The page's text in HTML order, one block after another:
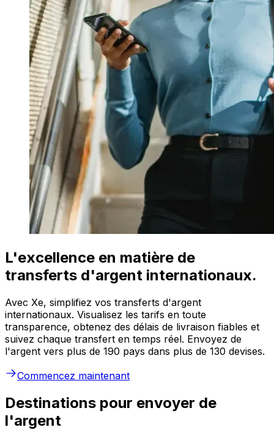
L'excellence en matière de
transferts d'argent internationaux.
Avec Xe, simplifiez vos transferts d'argent
internationaux. Visualisez les tarifs en toute
transparence, obtenez des délais de livraison fiables et
suivez chaque transfert en temps réel. Envoyez de
l'argent vers plus de 190 pays dans plus de 130 devises.
Commencez maintenant
Destinations pour envoyer de
l'argent